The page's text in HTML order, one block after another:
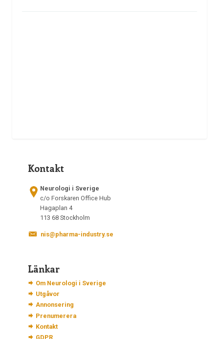
Kontakt
Neurologi i Sverige
c/o Forskaren Office Hub
Hagaplan 4
113 68 Stockholm
nis@pharma-industry.se
Länkar
Om Neurologi i Sverige
Utgåvor
Annonsering
Prenumerera
Kontakt
GDPR